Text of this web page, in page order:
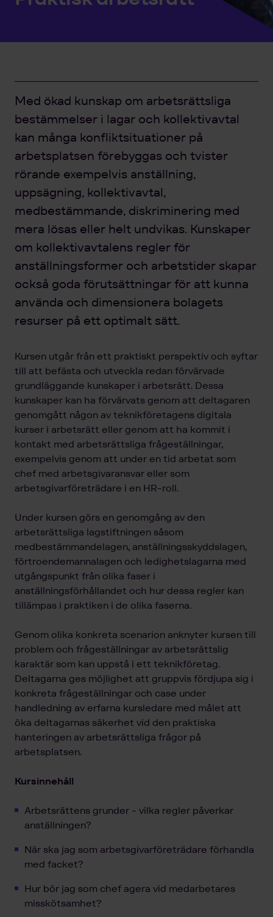
Med ökad kunskap om arbetsrättsliga
bestämmelser i lagar och kollektivavtal
kan många konfliktsituationer på
arbetsplatsen förebyggas och tvister
rörande exempelvis anställning,
uppsägning, kollektivavtal,
medbestämmande, diskriminering med
mera lösas eller helt undvikas. Kunskaper
om kollektivavtalens regler för
anställningsformer och arbetstider skapar
också goda förutsättningar för att kunna
använda och dimensionera bolagets
resurser på ett optimalt sätt.
Kursen utgår från ett praktiskt perspektiv och syftar
till att befästa och utveckla redan förvärvade
grundläggande kunskaper i arbetsrätt. Dessa
kunskaper kan ha förvärvats genom att deltagaren
genomgått någon av teknikföretagens digitala
kurser i arbetsrätt eller genom att ha kommit i
kontakt med arbetsrättsliga frågeställningar,
exempelvis genom att under en tid arbetat som
chef med arbetsgivaransvar eller som
arbetsgivarföreträdare i en HR-roll.
Under kursen görs en genomgång av den
arbetsrättsliga lagstiftningen såsom
medbestämmandelagen, anställningsskyddslagen,
förtroendemannalagen och ledighetslagarna med
utgångspunkt från olika faser i
anställningsförhållandet och hur dessa regler kan
tillämpas i praktiken i de olika faserna.
Genom olika konkreta scenarion anknyter kursen till
problem och frågeställningar av arbetsrättslig
karaktär som kan uppstå i ett teknikföretag.
Deltagarna ges möjlighet att gruppvis fördjupa sig i
konkreta frågeställningar och case under
handledning av erfarna kursledare med målet att
öka deltagarnas säkerhet vid den praktiska
hanteringen av arbetsrättsliga frågor på
arbetsplatsen.
Kursinnehåll
Arbetsrättens grunder - vilka regler påverkar
anställningen?
När ska jag som arbetsgivarföreträdare förhandla
med facket?
Hur bör jag som chef agera vid medarbetares
misskötsamhet?